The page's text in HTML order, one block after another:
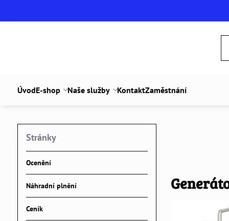
ÚvodE-shop Naše služby KontaktZaměstnání
Stránky
Ocenění
Náhradní plnění
Ceník